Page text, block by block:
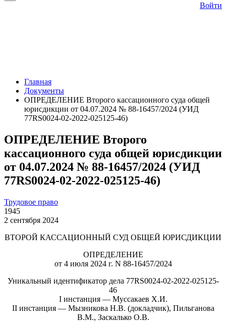
Войти
Главная
Документы
ОПРЕДЕЛЕНИЕ Второго кассационного суда общей
юрисдикции от 04.07.2024 № 88-16457/2024 (УИД
77RS0024-02-2022-025125-46)
ОПРЕДЕЛЕНИЕ Второго
кассационного суда общей юрисдикции
от 04.07.2024 № 88-16457/2024 (УИД
77RS0024-02-2022-025125-46)
Трудовое право
1945
2 сентября 2024
ВТОРОЙ КАССАЦИОННЫЙ СУД ОБЩЕЙ ЮРИСДИКЦИИ
ОПРЕДЕЛЕНИЕ
от 4 июля 2024 г. N 88-16457/2024
Уникальный идентификатор дела 77RS0024-02-2022-025125-
46
I инстанция — Муссакаев Х.И.
II инстанция — Мызникова Н.В. (докладчик), Пильганова
В.М., Заскалько О.В.